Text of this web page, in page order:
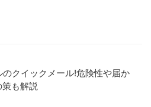
のクイックメール!危険性や届か
も解説